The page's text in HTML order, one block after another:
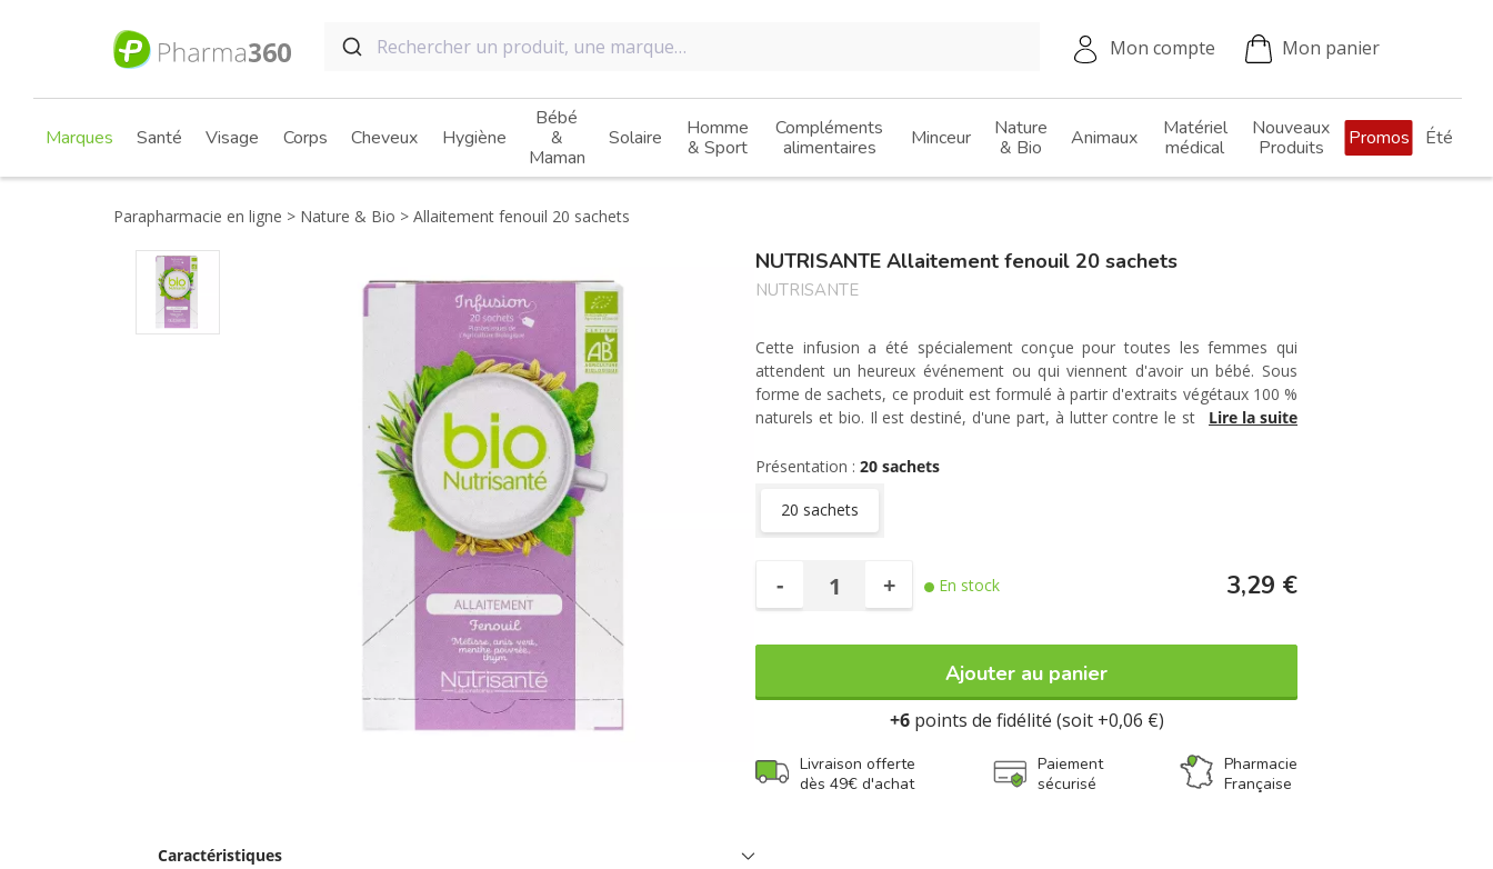
Mon compte Mon panier
Marques Santé Visage Corps Cheveux Hygiène
Bébé
&
Maman
Solaire
Homme
& Sport
Compléments
alimentaires
Minceur
Nature
& Bio
Animaux
Matériel
médical
Nouveaux
Produits
Promos Été
Parapharmacie en ligne Nature & Bio Allaitement fenouil 20 sachets
NUTRISANTE Allaitement fenouil 20 sachets
NUTRISANTE
Cette infusion a été spécialement conçue pour toutes les femmes qui
attendent un heureux événement ou qui viennent d'avoir un bébé. Sous
forme de sachets, ce produit est formulé à partir d'extraits végétaux 100 %
naturels et bio. Il est destiné, d'une part, à lutter contre le stress quotidien
Lire la suite
Présentation : 20 sachets
20 sachets
En stock
- + 3,29 €
Ajouter au panier
+6 points de fidélité (soit +0,06 €)
Livraison offerte
dès 49€ d'achat
Paiement
sécurisé
Pharmacie
Française
Caractéristiques